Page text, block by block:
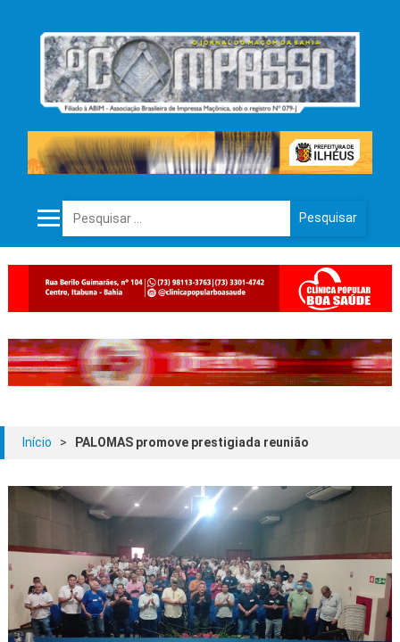
Pesquisar por:
Início > PALOMAS promove prestigiada reunião